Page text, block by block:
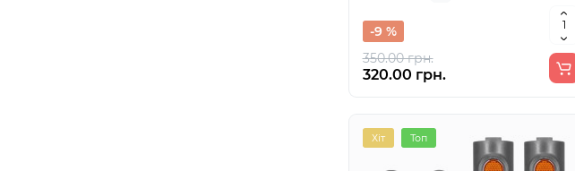
350.00 грн.
-9 %
320.00 грн.
Хіт Топ